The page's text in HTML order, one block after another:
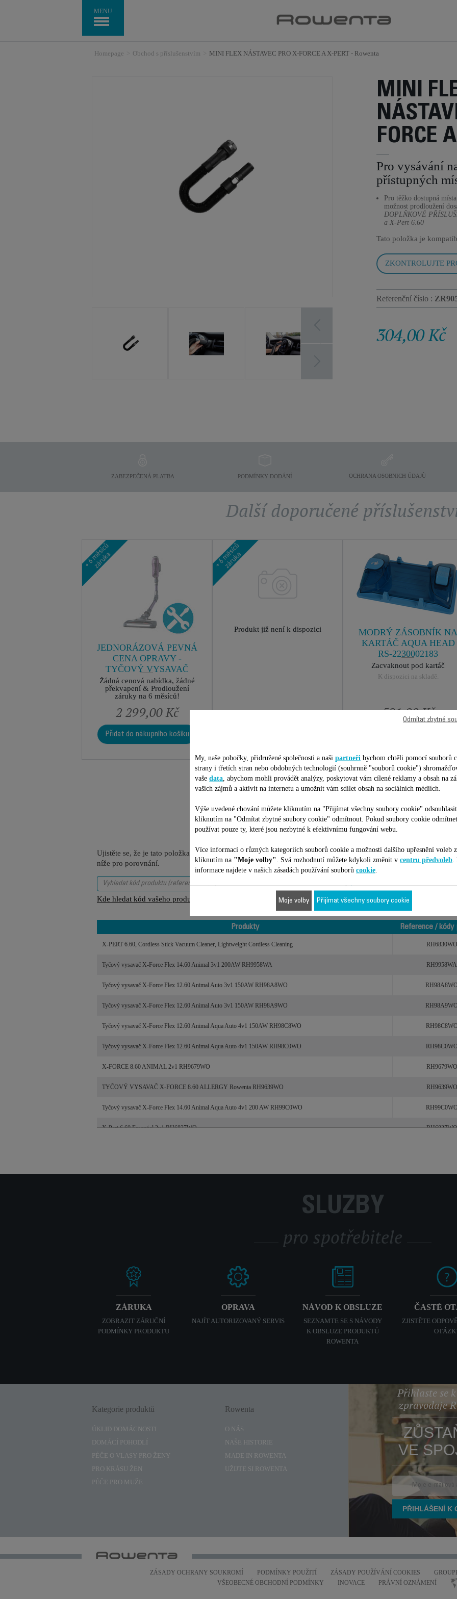
MENU
Homepage Obchod s příslušenstvím MINI FLEX NÁSTAVEC PRO X-FORCE A X-PERT - Rowenta
MINI
FORCE
Pro vysávání
přístupných
Pro těžko dostupná
možnost prodloužení
DOPLŇKOVÉ
a X-Pert 6.60
Tato položka je
ZKONTROLUJTE
Referenční číslo :
304,00 Kč
ZABEZPEČENÁ PLATBA PODMÍNKY DODÁNÍ OCHRANA OSOBNICH ÚDAJÙ
Další doporučené
JEDNORÁZOVÁ PEVNÁ
CENA OPRAVY -
TYČOVÝ VYSAVAČ
ROWENTA
Žádná cenová nabídka, žádné
překvapení & Prodloužení
záruky na 6 měsíců!
2 299,00 Kč
Přidat do nákupního košíku
Produkt již není k dispozici
MODRÝ ZÁSOBNÍK NA
KARTÁČ AQUA HEAD
RS-2230002183
Zacvaknout pod kartáč
K dispozici na skladě.
521,00 Kč
Je vhodné pro 29 produktů
Ujistěte se, že je tato položka kompatibilní s vaším zařízením/produktem. Zadejte prosím kód vašeho produktu
níže pro porovnání.
Kde hledat kód vašeho produktu (referenční číslo)?
Produkty Reference / kódy
X-PERT 6.60, Cordless Stick Vacuum Cleaner, Lightweight Cordless Cleaning RH6830WO
Tyčový vysavač X-Force Flex 14.60 Animal 3v1 200AW RH9958WA RH9958WA
Tyčový vysavač X-Force Flex 12.60 Animal Auto 3v1 150AW RH98A8WO RH98A8WO
Tyčový vysavač X-Force Flex 12.60 Animal Auto 3v1 150AW RH98A9WO RH98A9WO
Tyčový vysavač X-Force Flex 12.60 Animal Aqua Auto 4v1 150AW RH98C8WO RH98C8WO
Tyčový vysavač X-Force Flex 12.60 Animal Aqua Auto 4v1 150AW RH98C0WO RH98C0WO
X-FORCE 8.60 ANIMAL 2v1 RH9679WO RH9679WO
TYČOVÝ VYSAVAČ X-FORCE 8.60 ALLERGY Rowenta RH9639WO RH9639WO
Tyčový vysavač X-Force Flex 14.60 Animal Aqua Auto 4v1 200 AW RH99C0WO RH99C0WO
X-Pert 6.60 Essential 3v1 RH6837WO RH6837WO
SLUŽBY
pro spotřebitele
ZÁRUKA
ZOBRAZIT ZÁRUČNÍ
PODMÍNKY PRODUKTU
OPRAVA
NAJÍT AUTORIZOVANÝ SERVIS
NÁVOD K OBSLUZE
SEZNAMTE SE S NÁVODY
K OBSLUZE PRODUKTŮ
ROWENTA
ČASTÉ
ZJISTĚTE
Kategorie produktů
ÚKLID DOMÁCNOSTI
DOMÁCÍ POHODLÍ
PÉČE O VLASY PRO ŽENY
PRO KRÁSU ŽEN
PÉČE PRO MUŽE
Rowenta
O NÁS
NAŠE HISTORIE
MADE IN ROWENTA
UŽIJTE SI ROWENTA
Přihlaste se
zpravodaje
VE
ZÁSADY OCHRANY SOUKROMÍ PODMÍNKY POUŽITÍ ZÁSADY POUŽÍVÁNÍ COOKIES
VŠEOBECNÉ OBCHODNÍ PODMÍNKY
INOVACE PRÁVNÍ OZNÁMENÍ
My, naše pobočky, přidružené společnosti a naši partneři bychom chtěli pomocí souborů
strany i třetích stran nebo obdobných technologií (souhrnně "souborů cookie")
vaše data , abychom mohli provádět analýzy, poskytovat vám cílené reklamy a obsah na
vašich zájmů a aktivit na internetu a umožnit vám sdílet obsah na sociálních médiích.
Výše uvedené chování můžete kliknutím na "Přijímat všechny soubory cookie"
kliknutím na "Odmítat zbytné soubory cookie" odmítnout. Pokud soubory cookie
používat pouze ty, které jsou nezbytné k efektivnímu fungování webu.
Více informací o různých kategoriích souborů cookie a možnosti dalšího upřesnění voleb
kliknutím na "Moje volby" . Svá rozhodnutí můžete kdykoli změnit v centru předvoleb
informace najdete v našich zásadách používání souborů cookie
Odmítat zbytné
Moje volby Přijímat všechny soubory cookie